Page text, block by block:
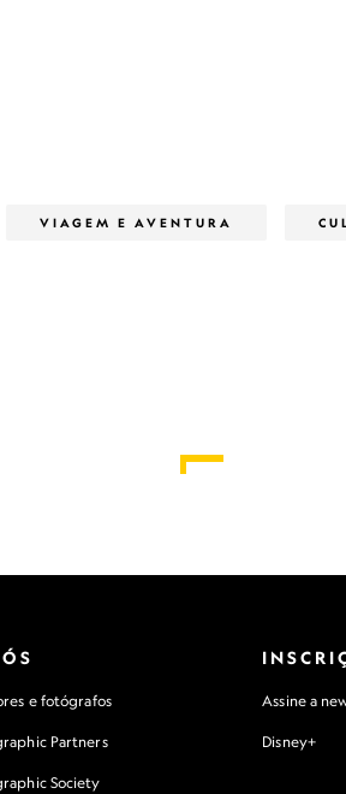
VIAGEM E AVENTURA
e fotógrafos
Partners
Society
Assine a
Disney+